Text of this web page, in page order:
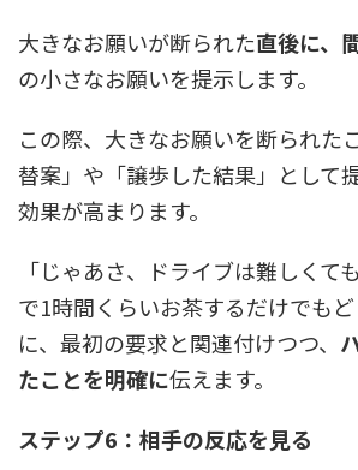
大きなお願いが断られた直後に、
の小さなお願いを提示します。
この際、大きなお願いを断られた
替案」や「譲歩した結果」として
効果が高まります。
「じゃあさ、ドライブは難しくて
で1時間くらいお茶するだけでも
に、最初の要求と関連付けつつ、
たことを明確に伝えます。
ステップ6：相手の反応を見る